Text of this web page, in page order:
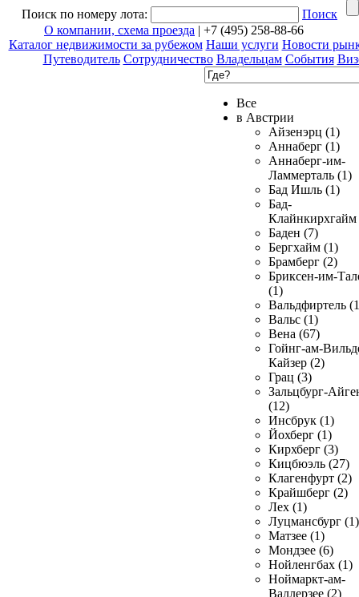
Поиск по номеру лота:
Поиск
О компании, схема проезда | +7 (495) 258-88-66
Каталог недвижимости за рубежом Наши услуги Новости
Путеводитель Сотрудничество Владельцам События
Все
в Австрии
Айзенэрц (1)
Аннаберг (1)
Аннаберг-им-
Ламмерталь (1)
Бад Ишль (1)
Бад-
Клайнкирхгайм
Баден (7)
Бергхайм (1)
Брамберг (2)
Бриксен-им-
(1)
Вальдфиртель
Вальс (1)
Вена (67)
Гойнг-ам-
Кайзер (2)
Грац (3)
Зальцбург-
(12)
Инсбрук (1)
Йохберг (1)
Кирхберг (3)
Кицбюэль (27)
Клагенфурт (2)
Крайшберг (2)
Лех (1)
Луцмансбург (1)
Матзее (1)
Мондзее (6)
Нойленгбах (1)
Ноймаркт-ам-
Валлерзее (2)